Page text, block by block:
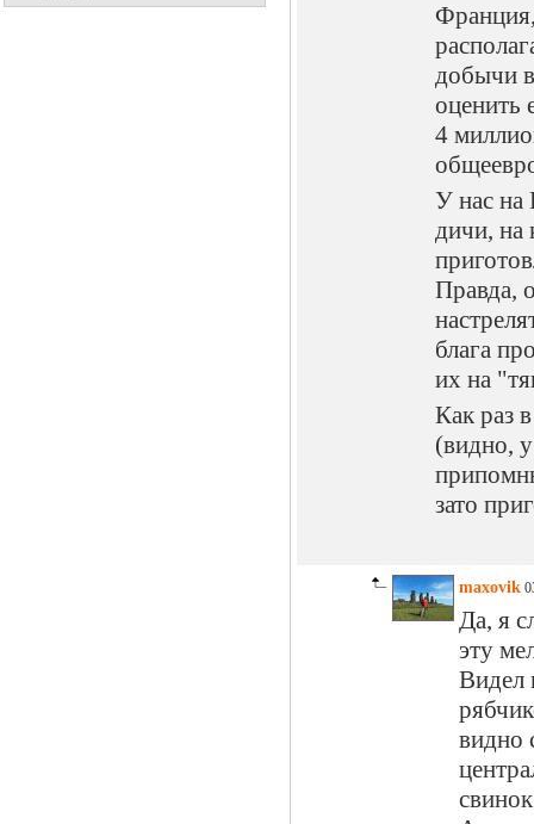
добычи
оценить
4
У нас на
дичи, на
Правда,
блага
их на
Как раз
(видно,
зато
maxovik
Да, я
эту
Видел
видно